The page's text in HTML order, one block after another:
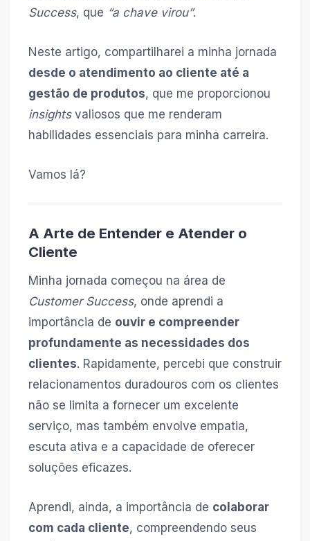
Success, que “a chave virou”.
Neste artigo, compartilharei a minha jornada
desde o atendimento ao cliente até a
gestão de produtos, que me proporcionou
insightsvaliosos que me renderam
habilidades essenciais para minha carreira.
Vamos lá?
A Arte de Entender e Atender o
Cliente
Minha jornada começou na área de
Customer Success, onde aprendi a
importância de ouvir e compreender
profundamente as necessidades dos
clientes. Rapidamente, percebi que construir
relacionamentos duradouros com os clientes
não se limita a fornecer um excelente
serviço, mas também envolve empatia,
escuta ativa e a capacidade de oferecer
soluções eficazes.
Aprendi, ainda, a importância de colaborar
com cada cliente, compreendendo seus